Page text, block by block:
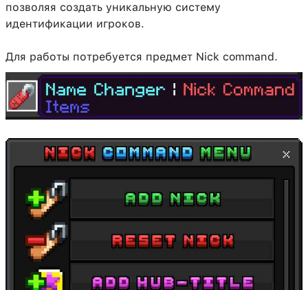
позволяя создать уникальную систему
идентификации игроков.
Для работы потребуется предмет Nick command.